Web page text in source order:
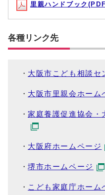
里親ハンドブック
各種リンク先
大阪市こども相談セ
大阪市里親会ホーム
家庭養護促進協会・
大阪府ホームページ
堺市ホームページ
こども家庭庁ホーム